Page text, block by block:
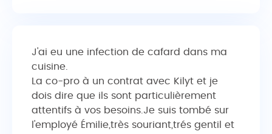
J'ai eu une infection de cafard dans ma
cuisine.
La co-pro à un contrat avec Kilyt et je
dois dire que ils sont particulièrement
attentifs à vos besoins.Je suis tombé sur
l'employé Émilie,très souriant,trés gentil et